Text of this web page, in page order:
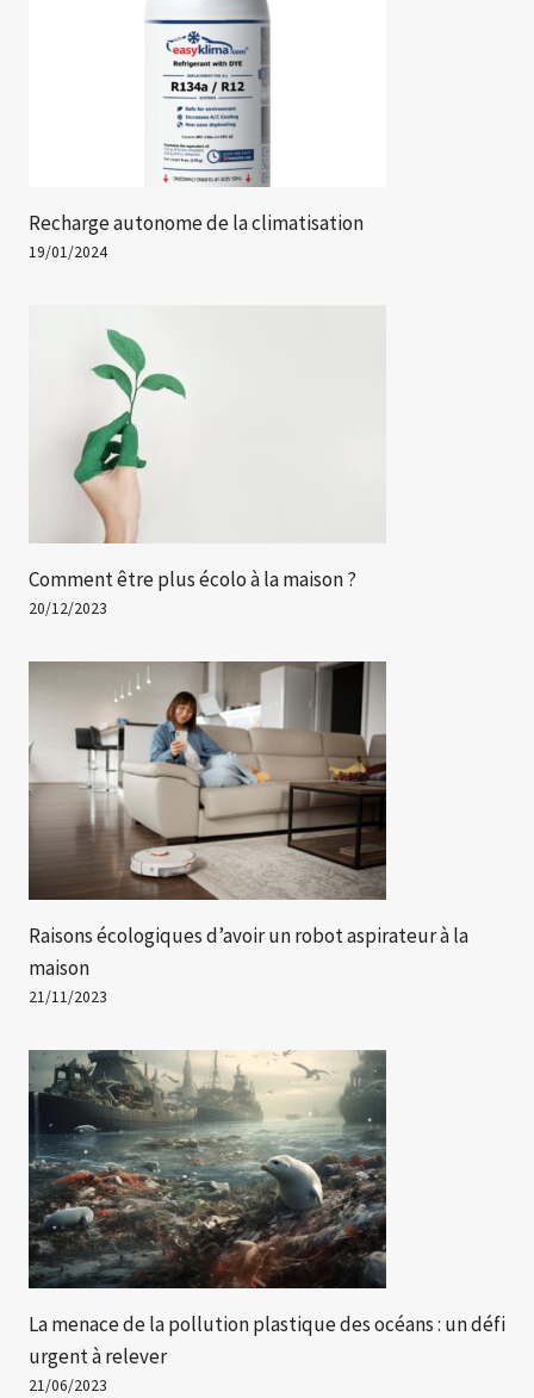
Recharge autonome de la climatisation
19/01/2024
Comment être plus écolo à la maison ?
20/12/2023
Raisons écologiques d’avoir un robot aspirateur à la
maison
21/11/2023
La menace de la pollution plastique des océans : un défi
urgent à relever
21/06/2023